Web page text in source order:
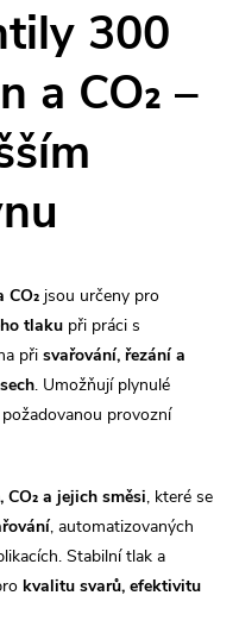
300
a CO₂ –
CO₂ jsou určeny pro
tlaku při práci s
při svařování, řezání a
. Umožňují plynulé
provozní
CO₂ a jejich směsi, které se
, automatizovaných
Stabilní tlak a
kvalitu svarů, efektivitu